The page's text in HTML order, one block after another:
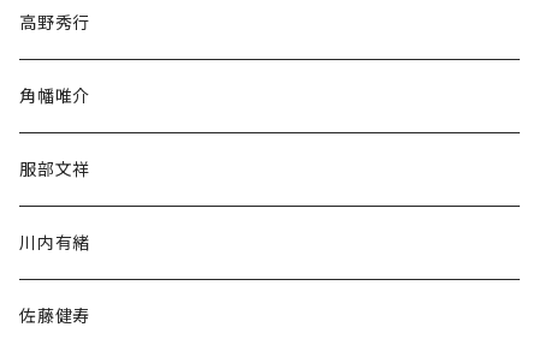
随筆・ノンフィクション・その他
高野秀行
角幡唯介
服部文祥
川内有緒
佐藤健寿